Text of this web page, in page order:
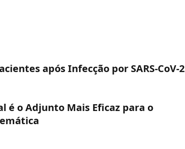
após Infecção por SARS-CoV-2
é o Adjunto Mais Eficaz para o